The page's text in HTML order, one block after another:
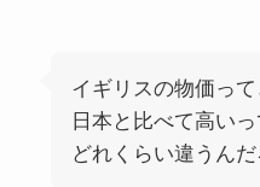
イギリスの物価っ
日本と比べて高い
どれくらい違うんだ